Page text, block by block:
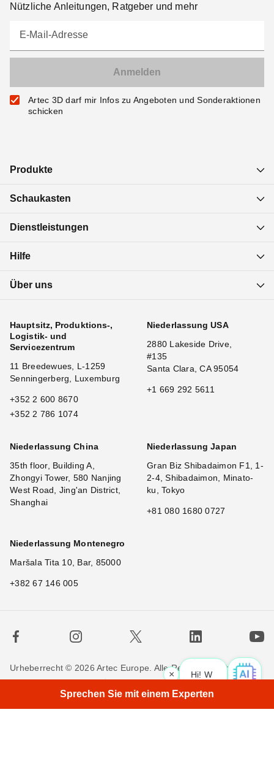
Hi! What is yo
×
Nützliche Anleitungen, Ratgeber und mehr
E-Mail-Adresse
Artec 3D darf mir Infos zu Angeboten und Sonderaktionen
schicken
Produkte
Schaukasten
Dienstleistungen
Hilfe
Über uns
Hauptsitz, Produktions-,
Logistik- und
Servicezentrum
11 Breedewues, L-1259
Senningerberg, Luxemburg
+352 2 600 8670
+352 2 786 1074
Niederlassung USA
2880 Lakeside Drive,
#135
Santa Clara, CA 95054
+1 669 292 5611
Niederlassung China
35th floor, Building A,
Zhongyi Tower, 580 Nanjing
West Road, Jing'an District,
Shanghai
Niederlassung Japan
Gran Biz Shibadaimon F1, 1-
2-4, Shibadaimon, Minato-
ku, Tokyo
+81 080 1680 0727
Niederlassung Montenegro
Maršala Tita 10, Bar, 85000
+382 67 146 005
Urheberrecht © 2026 Artec Europe. Alle Rechte vorbehalten.
Privatsphäre
Cookie-Richtlinien Kontakieren Sie uns
Sprechen Sie mit einem Experten